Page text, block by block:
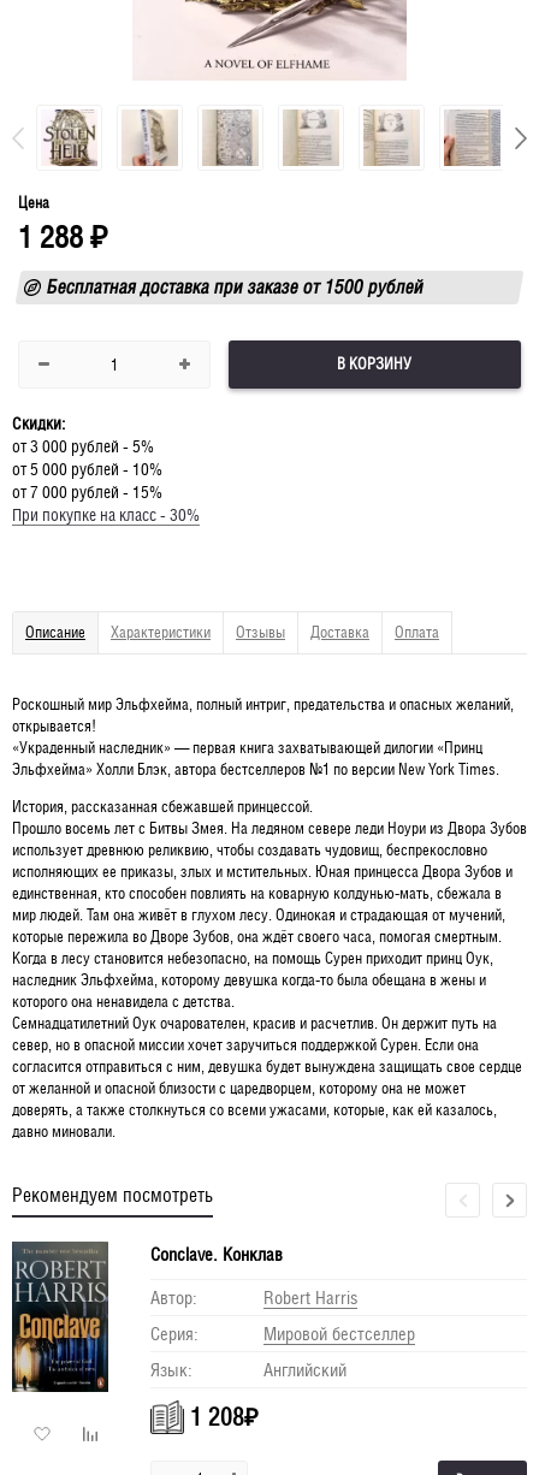
Цена
1 288 ₽
Бесплатная доставка при заказе от 1500 рублей
В КОРЗИНУ
Скидки:
от 3 000 рублей - 5%
от 5 000 рублей - 10%
от 7 000 рублей - 15%
При покупке на класс - 30%
Описание Характеристики Отзывы Доставка Оплата
Роскошный мир Эльфхейма, полный интриг, предательства и опасных желаний,
открывается!
«Украденный наследник» — первая книга захватывающей дилогии «Принц
Эльфхейма» Холли Блэк, автора бестселлеров №1 по версии New York Times.
История, рассказанная сбежавшей принцессой.
Прошло восемь лет с Битвы Змея. На ледяном севере леди Ноури из Двора Зубов
использует древнюю реликвию, чтобы создавать чудовищ, беспрекословно
исполняющих ее приказы, злых и мстительных. Юная принцесса Двора Зубов и
единственная, кто способен повлиять на коварную колдунью-мать, сбежала в
мир людей. Там она живёт в глухом лесу. Одинокая и страдающая от мучений,
которые пережила во Дворе Зубов, она ждёт своего часа, помогая смертным.
Когда в лесу становится небезопасно, на помощь Сурен приходит принц Оук,
наследник Эльфхейма, которому девушка когда-то была обещана в жены и
которого она ненавидела с детства.
Семнадцатилетний Оук очарователен, красив и расчетлив. Он держит путь на
север, но в опасной миссии хочет заручиться поддержкой Сурен. Если она
согласится отправиться с ним, девушка будет вынуждена защищать свое сердце
от желанной и опасной близости с царедворцем, которому она не может
доверять, а также столкнуться со всеми ужасами, которые, как ей казалось,
давно миновали.
Рекомендуем посмотреть
Conclave. Конклав
Автор:
Robert Harris
Серия:
Мировой бестселлер
Язык:
Английский
1 208₽